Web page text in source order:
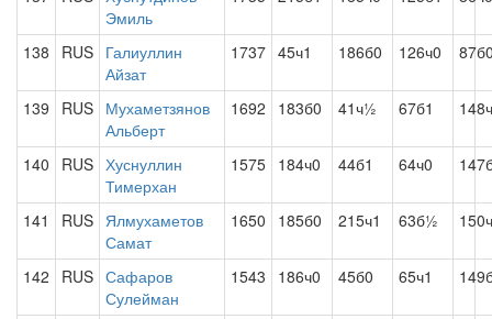
Эмиль
138 RUS Галиуллин
Айзат
1737 45ч1 186б0 126ч0
139 RUS Мухаметзянов
Альберт
1692 183б0 41ч½ 67б1
140 RUS Хуснуллин
Тимерхан
1575 184ч0 44б1 64ч0
141 RUS Ялмухаметов
Самат
1650 185б0 215ч1 63б½
142 RUS Сафаров
Сулейман
1543 186ч0 45б0 65ч1